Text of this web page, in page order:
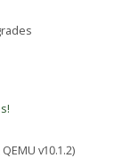
v10.1.2)